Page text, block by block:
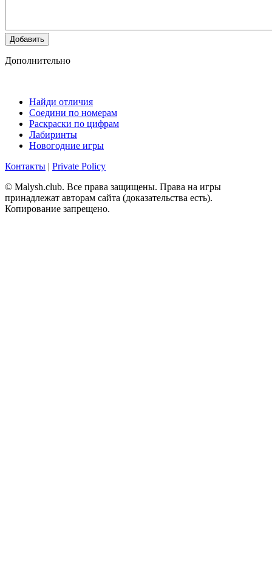
Добавить
Дополнительно
Найди отличия
Соедини по номерам
Раскраски по цифрам
Лабиринты
Новогодние игры
Контакты | Private Policy
© Malysh.club. Все права защищены. Права на игры
принадлежат авторам сайта (доказательства есть).
Копирование запрещено.